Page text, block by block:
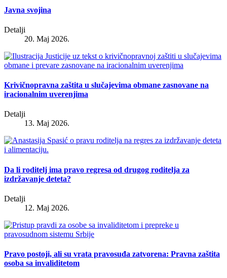
Javna svojina
Detalji
20. Maj 2026.
Krivičnopravna zaštita u slučajevima obmane zasnovane na
iracionalnim uverenjima
Detalji
13. Maj 2026.
Da li roditelj ima pravo regresa od drugog roditelja za
izdržavanje deteta?
Detalji
12. Maj 2026.
Pravo postoji, ali su vrata pravosuđa zatvorena: Pravna zaštita
osoba sa invaliditetom